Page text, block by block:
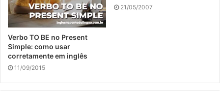
Verbo TO BE no Present
Simple: como usar
corretamente em inglês
11/09/2015
21/05/2007